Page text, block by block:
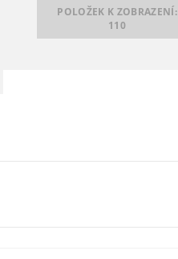
POLOŽEK K ZOBRAZENÍ:
110